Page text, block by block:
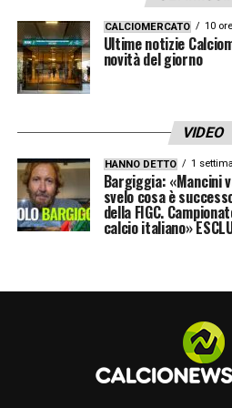
CALCIOMERCATO 10
Ultime notizie
novità del giorno
VIDEO
HANNO DETTO 1
Bargiggia: «Mancini
svelo cosa è
della FIGC.
calcio italiano»